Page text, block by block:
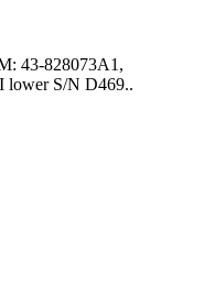
43-828073A1,
lower S/N D469..